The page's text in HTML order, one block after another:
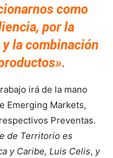
como
por la
la combinación
irá de la mano
Emerging Markets,
Preventas.
de Territorio es
y Caribe, Luis Celis, y